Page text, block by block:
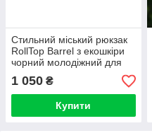
Стильний міський рюкзак
RollTop Barrel з екошкіри
чорний молодіжний для
л. Рол Топ
1 050 ₴
Купити